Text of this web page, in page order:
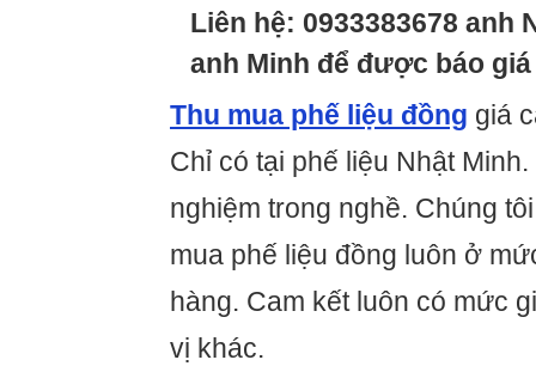
Liên hệ: 0933383678 anh
anh Minh để được báo
Thu mua phế liệu đồng giá
Chỉ có tại phế liệu Nhật
nghiệm trong nghề. Chúng
mua phế liệu đồng luôn ở
hàng. Cam kết luôn có mức
vị khác.